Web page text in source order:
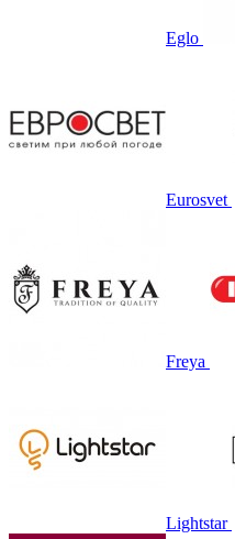
Eglo
Eurosvet
Freya
Lightstar